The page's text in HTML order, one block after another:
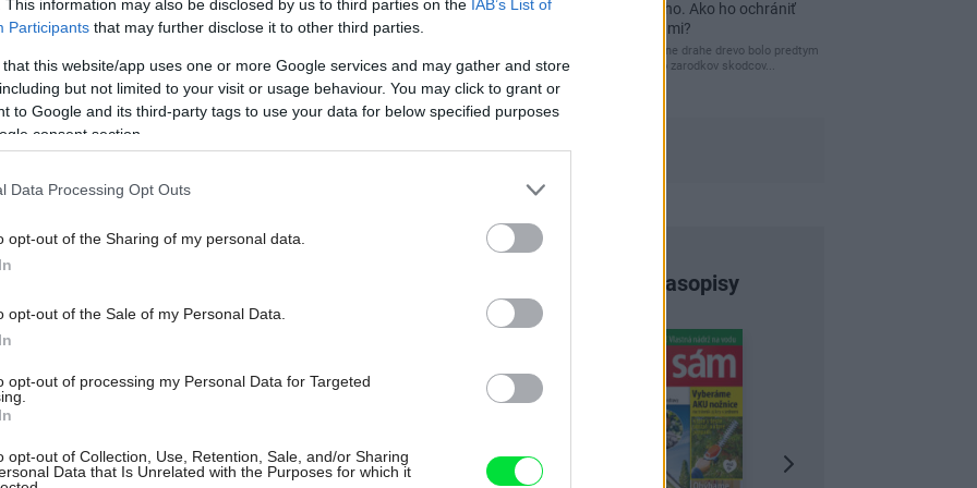
This information may also be disclosed by us to third parties on the IAB’s List of
Participants that may further disclose it to other third parties.
that this website/app uses one or more Google services and may gather and store
but not limited to your visit or usage behaviour. You may click to grant or
to Google and its third-party tags to use your data for below specified purposes
consent section.
Data Processing Opt Outs
opt-out of the Sharing of my personal data.
opt-out of the Sale of my Personal Data.
opt-out of processing my Personal Data for Targeted
opt-out of Collection, Use, Retention, Sale, and/or Sharing
Data that Is Unrelated with the Purposes for which it
veselé bývanie v
národnom štýle
Mladý pár, ktorý býva v jednom z podkrovných bytov
v pražskej kolónii Svoboda, plánoval rodinku. Obytný
priestor im zrazu začínal byť tesný. Riešenie našli
a realizáciu tejto premeny požiadali architektov
17. 11. 2023
Nekonvenčný byt v
a môže vás vyjsť draho. Ako ho ochrániť
pred hnitím a škodcami?
clovek by cakal ze vysusene drahe drevo bolo predtym
naparovane aby sa zbavilo zarodkov skodcov...
Najnovšie časopisy